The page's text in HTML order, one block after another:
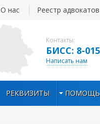
Контакты:
БИСС: 8-
Написать нам
О нас Реестр адвокатов
РЕКВИЗИТЫ ПОМОЩЬ